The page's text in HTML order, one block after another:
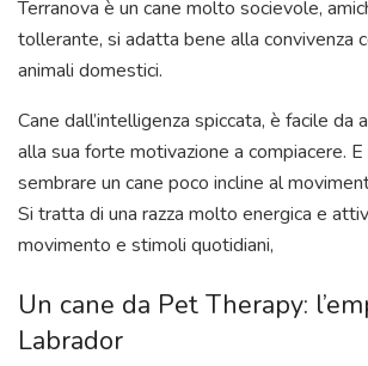
Terranova è un cane molto socievole,
tollerante, si adatta bene alla convivenza
animali domestici.
Cane dall’intelligenza spiccata, è facile da
alla sua forte motivazione a compiacere.
sembrare un cane poco incline al
Si tratta di una razza molto energica e
movimento e stimoli quotidiani,
Un cane da Pet Therapy:
Labrador